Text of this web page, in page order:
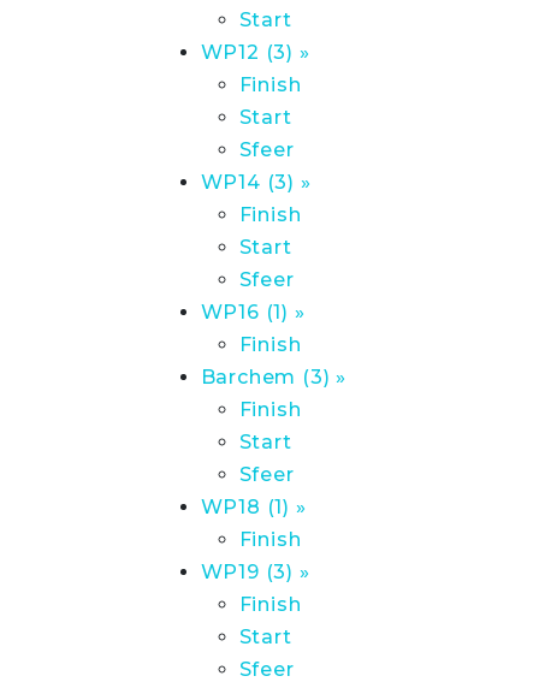
Start
WP12 (3) »
Finish
Start
Sfeer
WP14 (3) »
Finish
Start
Sfeer
WP16 (1) »
Finish
Barchem (3) »
Finish
Start
Sfeer
WP18 (1) »
Finish
WP19 (3) »
Finish
Start
Sfeer